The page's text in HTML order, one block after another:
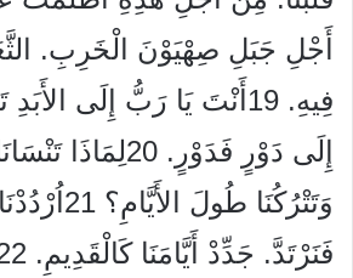
أَجْلِ جَبَلِ صِهْيَوْنَ الْخَرِبِ.
فِيهِ. 19أَنْتَ يَا رَبُّ إِلَى
إِلَى دَوْرٍ فَدَوْرٍ.
وَتَتْرُكُنَا